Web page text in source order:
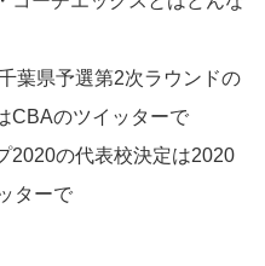
葉県予選第2次ラウンドの
CBAのツイッターで
2020の代表校決定は2020
ターで